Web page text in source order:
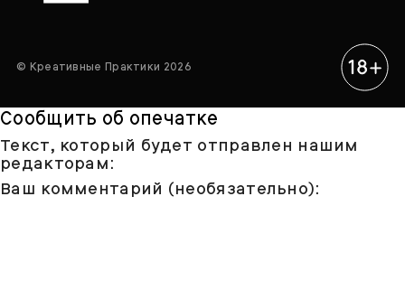
© Креативные Практики 2026
Сообщить об опечатке
Текст, который будет отправлен нашим
редакторам:
Ваш комментарий (необязательно):